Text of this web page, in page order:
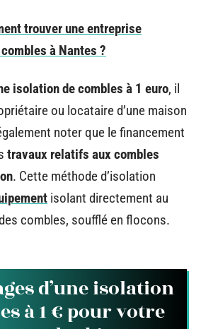
trouver une entreprise
à Nantes ?
isolation de combles à 1 euro, il
ou locataire d’une maison
noter que le financement
travaux relatifs aux combles
. Cette méthode d’isolation
isolant directement au
combles, soufflé en flocons.
d’une isolation
à 1 € pour votre